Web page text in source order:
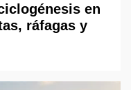
en
ráfagas y